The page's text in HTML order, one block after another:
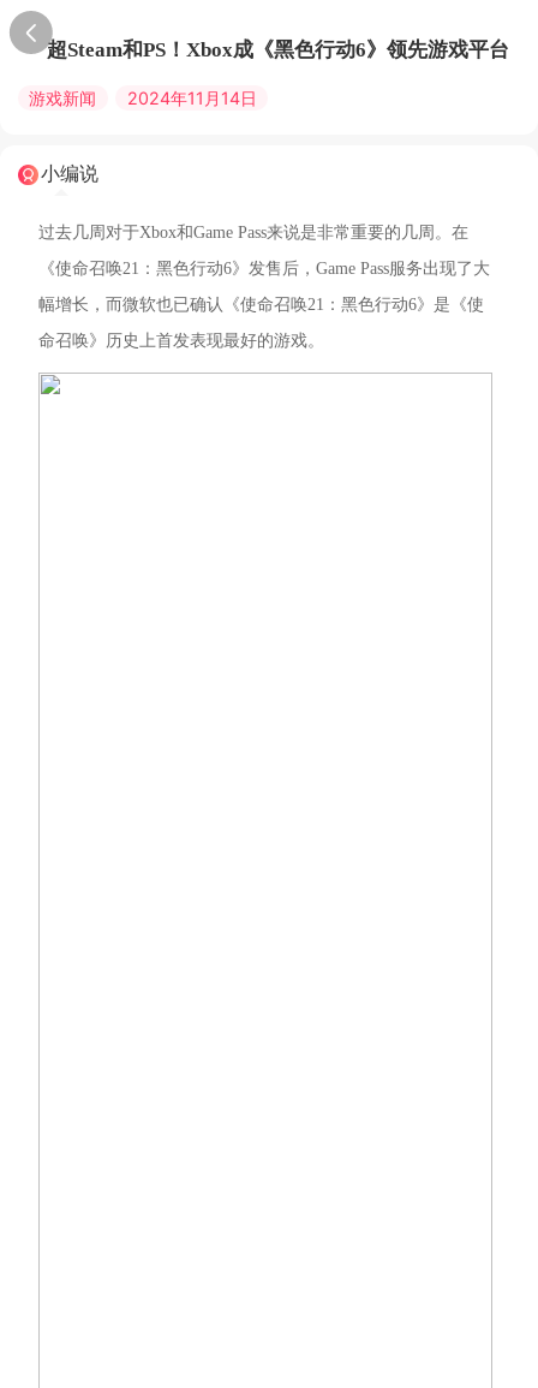
超Steam和PS！Xbox成《黑色行动6》领先游戏平台
游戏新闻 2024年11月14日
小编说
过去几周对于Xbox和Game Pass来说是非常重要的几周。在
《使命召唤21：黑色行动6》发售后，Game Pass服务出现了大
幅增长，而微软也已确认《使命召唤21：黑色行动6》是《使
命召唤》历史上首发表现最好的游戏。